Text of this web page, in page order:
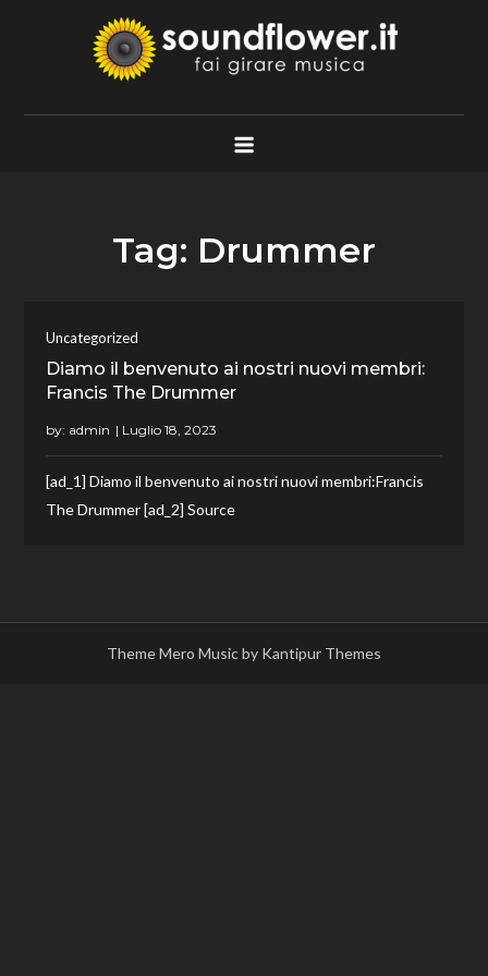
Soundflower.it
Fai Girare Musica
Tag: Drummer
Uncategorized
Diamo il benvenuto ai nostri nuovi membri:
Francis The Drummer
by: admin
[ad_1] Diamo il benvenuto ai nostri nuovi membri:Francis
The Drummer [ad_2] Source
Theme Mero Music by Kantipur Themes